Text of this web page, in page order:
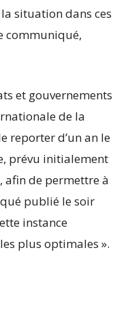
la situation dans ces
communiqué,
et gouvernements
de la
reporter d’un an le
prévu initialement
afin de permettre à
publié le soir
instance
plus optimales ».